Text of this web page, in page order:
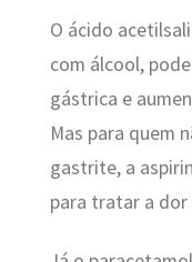
O ácido
com álcool,
gástrica e
Mas para quem
gastrite, a
para tratar a dor